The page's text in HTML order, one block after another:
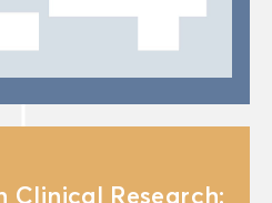
Cli­ni­cal Re­search: